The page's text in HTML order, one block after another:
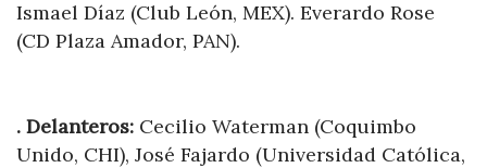
Ismael Díaz (Club León, MEX). Everardo Rose
(CD Plaza Amador, PAN).
. Delanteros: Cecilio Waterman (Coquimbo
Unido, CHI), José Fajardo (Universidad Católica,